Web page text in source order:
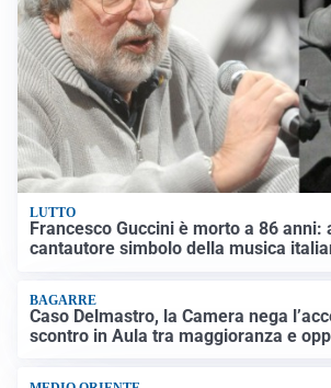
LUTTO
Francesco Guccini è morto a 86 anni:
cantautore simbolo della musica
BAGARRE
Caso Delmastro, la Camera nega
scontro in Aula tra maggioranza e